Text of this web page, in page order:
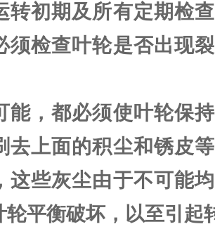
转初期及所有定期检
须检查叶轮是否出现
能，都必须使叶轮保
去上面的积尘和锈皮
这些灰尘由于不可能
轮平衡破坏，以至引起